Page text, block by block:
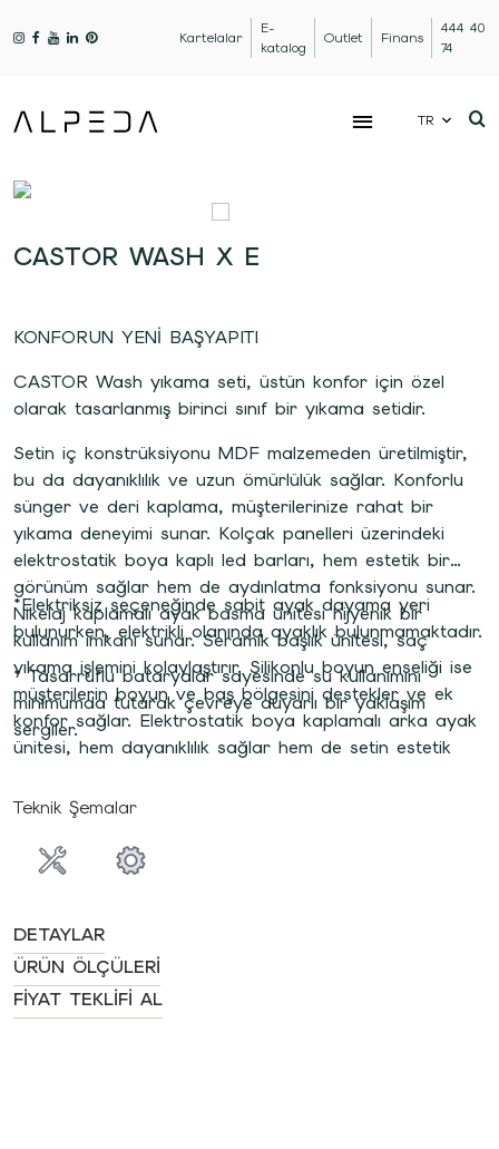
Kartelalar
E-
katalog
Outlet Finans
444 40
74
TR
CASTOR WASH X E
KONFORUN YENİ BAŞYAPITI
CASTOR Wash yıkama seti, üstün konfor için özel
olarak tasarlanmış birinci sınıf bir yıkama setidir.
Setin iç konstrüksiyonu MDF malzemeden üretilmiştir,
bu da dayanıklılık ve uzun ömürlülük sağlar. Konforlu
sünger ve deri kaplama, müşterilerinize rahat bir
yıkama deneyimi sunar. Kolçak panelleri üzerindeki
elektrostatik boya kaplı led barları, hem estetik bir
görünüm sağlar hem de aydınlatma fonksiyonu sunar.
Nikelaj kaplamalı ayak basma ünitesi hijyenik bir
kullanım imkanı sunar. Seramik başlık ünitesi, saç
yıkama işlemini kolaylaştırır. Silikonlu boyun enseliği ise
müşterilerin boyun ve baş bölgesini destekler ve ek
konfor sağlar. Elektrostatik boya kaplamalı arka ayak
ünitesi, hem dayanıklılık sağlar hem de setin estetik
*Elektriksiz seçeneğinde sabit ayak dayama yeri
bulunurken, elektrikli olanında ayaklık bulunmamaktadır.
* Tasarruflu bataryalar sayesinde su kullanımını
minimumda tutarak çevreye duyarlı bir yaklaşım
sergiler.
Teknik Şemalar
DETAYLAR
ÜRÜN ÖLÇÜLERI
FIYAT TEKLIFI AL